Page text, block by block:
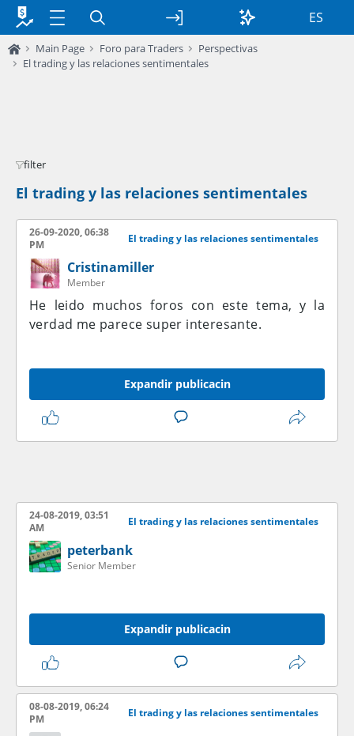
ES
Main Page Foro para Traders
Perspectivas
El trading y las relaciones sentimentales
filter
El trading y las relaciones sentimentales
26-09-2020, 06:38
PM
El trading y las relaciones sentimentales
Cristinamiller
Member
He leido muchos foros con este tema, y la
verdad me parece super interesante.
Expandir publicacin
24-08-2019, 03:51
AM
El trading y las relaciones sentimentales
peterbank
Senior Member
Expandir publicacin
08-08-2019, 06:24
PM
El trading y las relaciones sentimentales